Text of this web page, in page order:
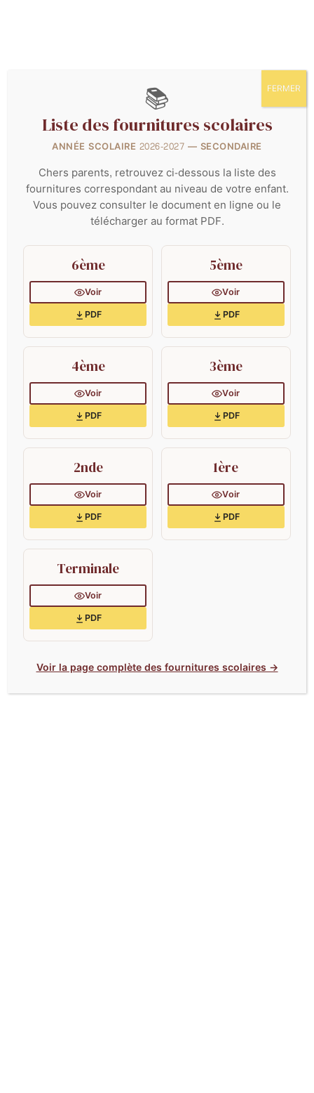
INSCRIPTIONS/RÉINSCRIPTIONS
Lycée Français Alioune Blondin Beye à Luanda -
BIENVENUE
📚
Liste des fournitures scolaires
ANNÉE SCOLAIRE 2026-2027 — SECONDAIRE
Chers parents, retrouvez ci-dessous la liste des
fournitures correspondant au niveau de votre enfant.
Vous pouvez consulter le document en ligne ou le
télécharger au format PDF.
6ème
Voir
PDF
5ème
Voir
PDF
4ème
Voir
PDF
3ème
Voir
PDF
2nde
Voir
PDF
1ère
Voir
PDF
Terminale
Voir
PDF
Voir la page complète des fournitures scolaires →
FERMER